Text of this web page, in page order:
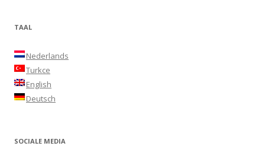
TAAL
Nederlands
Turkce
English
Deutsch
SOCIALE MEDIA